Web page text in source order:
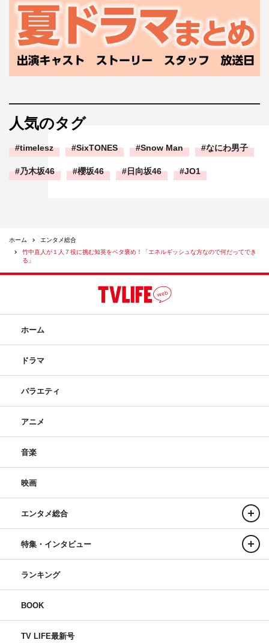
人気のタグ
timelesz SixTONES Snow Man なにわ男子
乃木坂46 櫻坂46 日向坂46 JO1
ホーム
エンタメ総合
竹中直人が１人７役に挑む知英をベタ褒め！「エネルギッシュな方なので何だってでき
る」
ホーム
ドラマ
バラエティ
アニメ
音楽
映画
エンタメ総合
特集・インタビュー
ランキング
BOOK
TV LIFE最新号